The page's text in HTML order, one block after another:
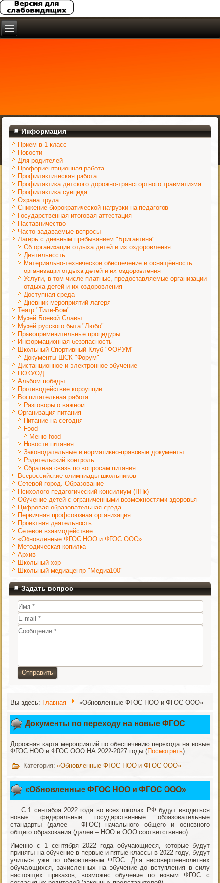
Информация
Прием в 1 класс
Новости
Для родителей
Профориентационная работа
Профилактическая работа
Профилактика детского дорожно-транспортного травматизма
Профилактика суицида
Охрана труда
Снижение бюрократической нагрузки на педагогов
Государственная итоговая аттестация
Наставничество
Часто задаваемые вопросы
Лагерь с дневным пребыванием "Бригантина"
Об организации отдыха детей и их оздоровления
Деятельность
Материально-техническое обеспечение и оснащённость
организации отдыха детей и их оздоровления
Услуги, в том числе платные, предоставляемые организации
отдыха детей и их оздоровления
Доступная среда
Дневник мероприятий лагеря
Театр "Тили-Бом"
Музей Боевой Славы
Музей русского быта "Любо"
Правоприменительные процедуры
Информационная безопасность
Школьный Спортивный Клуб "ФОРУМ"
Документы ШСК "Форум"
Дистанционное и электронное обучение
НОКУОД
Альбом победы
Противодействие коррупции
Воспитательная работа
Разговоры о важном
Организация питания
Питание на сегодня
Food
Меню food
Новости питания
Законодательные и нормативно-правовые документы
Родительский контроль
Обратная связь по вопросам питания
Всероссийские олимпиады школьников
Сетевой город. Образование
Психолого-педагогический консилиум (ППк)
Обучение детей с ограниченными возможностями здоровья
Цифровая образовательная среда
Первичная профсоюзная организация
Проектная деятельность
Сетевое взаимодействие
«Обновленные ФГОС НОО и ФГОС ООО»
Методическая копилка
Архив
Школьный хор
Школьный медиацентр "Медиа100"
Задать вопрос
Отправить
Вы здесь: Главная «Обновленные ФГОС НОО и ФГОС ООО»
Документы по переходу на новые ФГОС
Дорожная карта мероприятий по обеспечению перехода на новые
ФГОС НОО и ФГОС ООО НА 2022-2027 годы (Посмотреть)
Категория:«Обновленные ФГОС НОО и ФГОС ООО»
«Обновленные ФГОС НОО и ФГОС ООО»
С 1 сентября 2022 года во всех школах РФ будут вводиться
новые федеральные государственные образовательные
стандарты (далее – ФГОС) начального общего и основного
общего образования (далее – НОО и ООО соответственно).
Именно с 1 сентября 2022 года обучающиеся, которые будут
приняты на обучение в первые и пятые классы в 2022 году, будут
учиться уже по обновленным ФГОС. Для несовершеннолетних
обучающихся, зачисленных на обучение до вступления в силу
настоящих приказов, возможно обучение по новым ФГОС с